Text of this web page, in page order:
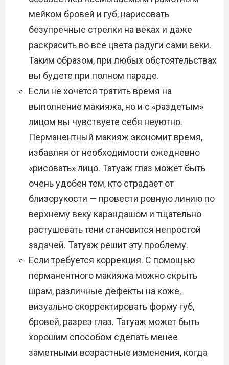
мейком бровей и губ, нарисовать
безупречные стрелки на веках и даже
раскрасить во все цвета радуги сами веки.
Таким образом, при любых обстоятельствах
вы будете при полном параде.
Если не хочется тратить время на
выполнение макияжа, но и с «раздетым»
лицом вы чувствуете себя неуютно.
Перманентный макияж экономит время,
избавляя от необходимости ежедневно
«рисовать» лицо. Татуаж глаз может быть
очень удобен тем, кто страдает от
близорукости — провести ровную линию по
верхнему веку карандашом и тщательно
растушевать тени становится непростой
задачей. Татуаж решит эту проблему.
Если требуется коррекция. С помощью
перманентного макияжа можно скрыть
шрам, различные дефекты на коже,
визуально скорректировать форму губ,
бровей, разрез глаз. Татуаж может быть
хорошим способом сделать менее
заметными возрастные изменения, когда